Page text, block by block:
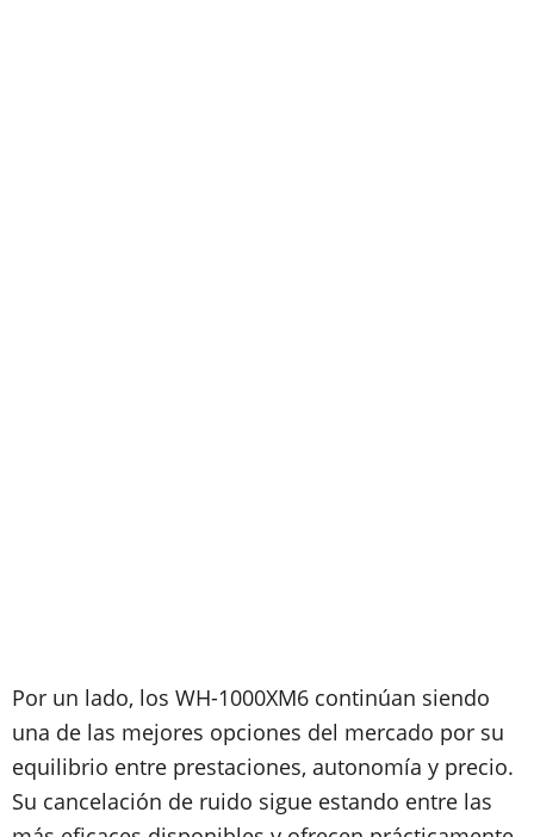
Por un lado, los WH-1000XM6 continúan siendo
una de las mejores opciones del mercado por su
equilibrio entre prestaciones, autonomía y precio.
Su cancelación de ruido sigue estando entre las